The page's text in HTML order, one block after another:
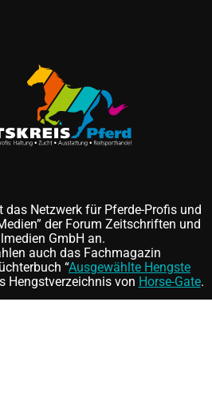
das Netzwerk für Pferde-Profis und
der Forum Zeitschriften und
GmbH an.
auch das Fachmagazin
“Ausgewählte Hengste
Hengstverzeichnis von Horse-Gate.